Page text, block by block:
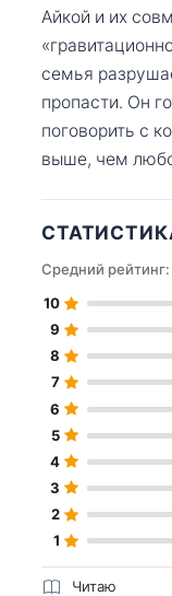
Айкой и их
семья
пропасти. Он
поговорить с
выше, чем
Средний рейтинг:
10
9
8
7
6
5
4
3
2
1
Читаю